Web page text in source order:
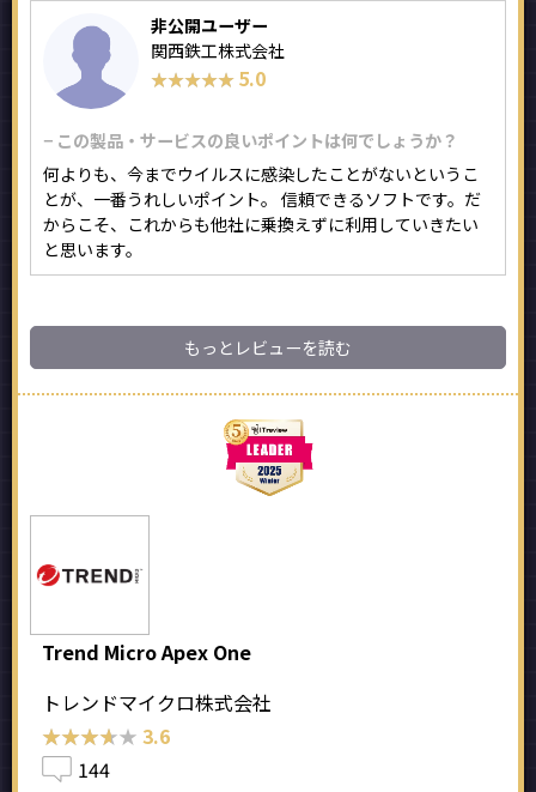
非公開ユーザー
関西鉄工株式会社
★★★★★
★★★★★ 5.0
− この製品・サービスの良いポイントは何でしょうか？
何よりも、今までウイルスに感染したことがないというこ
とが、一番うれしいポイント。 信頼できるソフトです。だ
からこそ、これからも他社に乗換えずに利用していきたい
と思います。
もっとレビューを読む
Trend Micro Apex One
トレンドマイクロ株式会社
★★★★★
★★★★★ 3.6
144